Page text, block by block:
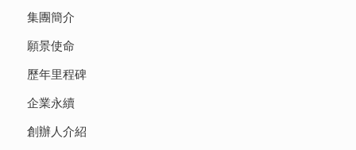
集團簡介
願景使命
歷年里程碑
企業永續
創辦人介紹